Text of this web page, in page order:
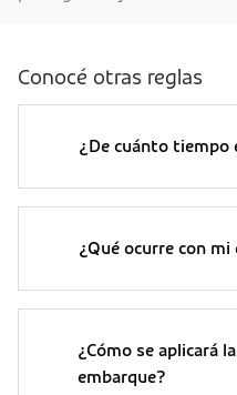
Conocé otras reglas
¿De cuánto tiempo
¿Qué ocurre con mi
¿Cómo se aplicará
embarque?